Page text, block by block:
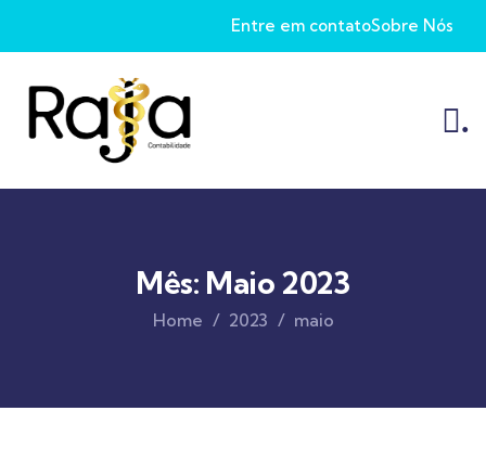
Entre em contatoSobre Nós
.
Mês: Maio 2023
Home 2023 maio